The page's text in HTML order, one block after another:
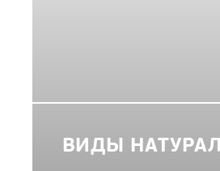
ВИДЫ